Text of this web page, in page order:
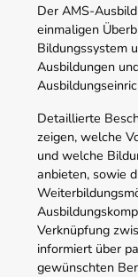
Der AMS-
einmaligen
Bildungssystem
Ausbildungen
Detaillierte
zeigen, welche
und welche
anbieten, sowie
Verknüpfung
informiert über
gewünschten